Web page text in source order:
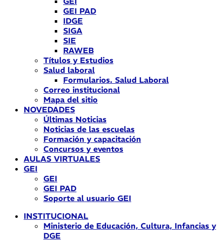
GEI PAD
IDGE
SIGA
SIE
RAWEB
Títulos y Estudios
Salud laboral
Formularios. Salud Laboral
Correo institucional
Mapa del sitio
NOVEDADES
Últimas Noticias
Noticias de las escuelas
Formación y capacitación
Concursos y eventos
AULAS VIRTUALES
GEI
GEI
GEI PAD
Soporte al usuario GEI
INSTITUCIONAL
Ministerio de Educación, Cultura, Infancias y
DGE